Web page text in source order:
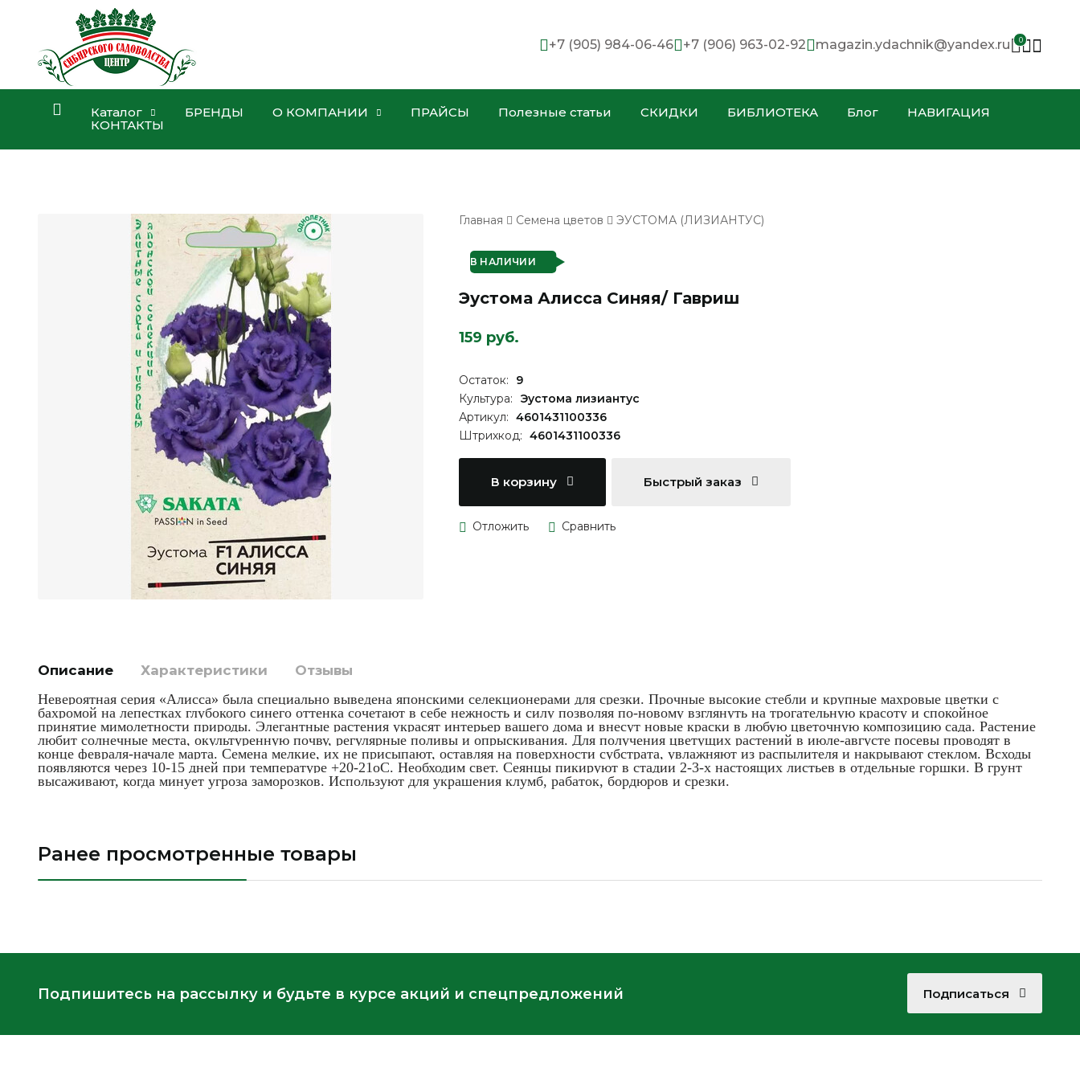
+7 (905) 984-06-46 +7 (906) 963-02-92 magazin.ydachnik@yandex.ru 0
Каталог БРЕНДЫ О КОМПАНИИ ПРАЙСЫ Полезные статьи СКИДКИ БИБЛИОТЕКА Блог
НАВИГАЦИЯ
КОНТАКТЫ
Главная Семена цветов ЭУСТОМА (ЛИЗИАНТУС)
В НАЛИЧИИ
Эустома Алисса Синяя/ Гавриш
159 руб.
Остаток:
9
Культура:
Эустома лизиантус
Артикул: 4601431100336
Штрихкод: 4601431100336
В корзину Быстрый заказ
Описание Характеристики
Отзывы
Невероятная серия «Алисса» была специально выведена японскими селекционерами для срезки. Прочные высокие стебли и крупные махровые цветки с
бахромой на лепестках глубокого синего оттенка сочетают в себе нежность и силу позволяя по-новому взглянуть на трогательную красоту и спокойное
принятие мимолетности природы. Элегантные растения украсят интерьер вашего дома и внесут новые краски в любую цветочную композицию сада. Растение
любит солнечные места, окультуренную почву, регулярные поливы и опрыскивания. Для получения цветущих растений в июле-августе посевы проводят в
конце февраля-начале марта. Семена мелкие, их не присыпают, оставляя на поверхности субстрата, увлажняют из распылителя и накрывают стеклом. Всходы
появляются через 10-15 дней при температуре +20-21оС. Необходим свет. Сеянцы пикируют в стадии 2-3-х настоящих листьев в отдельные горшки. В грунт
высаживают, когда минует угроза заморозков. Используют для украшения клумб, рабаток, бордюров и срезки.
Ранее просмотренные товары
Подпишитесь на рассылку и будьте в курсе акций и спецпредложений Подписаться